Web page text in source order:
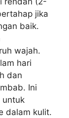
jika
baik.
wajah.
hari
dan
Ini
untuk
dalam kulit.